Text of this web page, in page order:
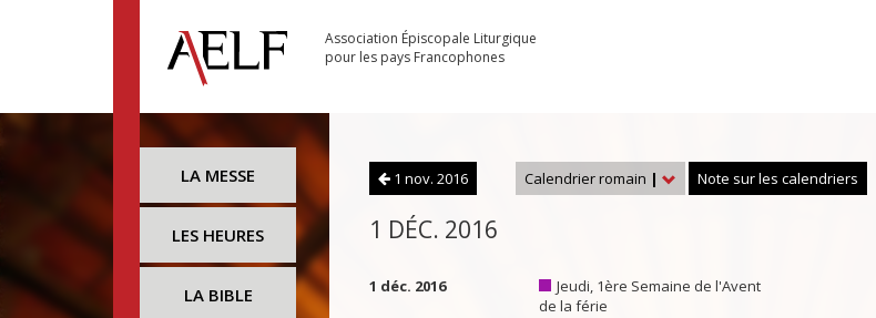
Association Épiscopale Liturgique
pour les pays Francophones
LA MESSE
LES HEURES
LA BIBLE
1 nov. 2016 Calendrier romain | Note sur les calendriers
1 DÉC. 2016
1 déc. 2016
Jeudi, 1ère Semaine de l'Avent
de la férie